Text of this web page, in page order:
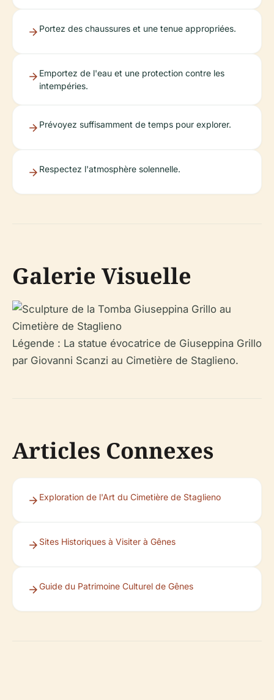
Portez des chaussures et une tenue appropriées.
Emportez de l'eau et une protection contre les
intempéries.
Prévoyez suffisamment de temps pour explorer.
Respectez l'atmosphère solennelle.
Galerie Visuelle
Légende : La statue évocatrice de Giuseppina Grillo
par Giovanni Scanzi au Cimetière de Staglieno.
Articles Connexes
Exploration de l'Art du Cimetière de Staglieno
Sites Historiques à Visiter à Gênes
Guide du Patrimoine Culturel de Gênes